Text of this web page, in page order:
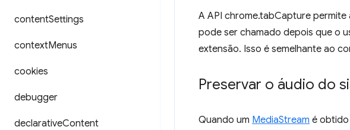
contentSettings
contextMenus
cookies
debugger
declarativeContent
A API chrome.tabCapture permite
pode ser chamado depois que o
extensão. Isso é semelhante ao
Preservar o áudio do
Quando um MediaStream é obtido